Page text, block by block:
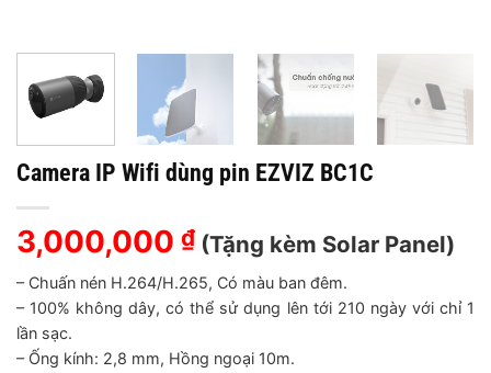
Camera IP Wifi dùng pin EZVIZ BC1C
3,000,000 ₫ (Tặng kèm Solar Panel)
– Chuấn nén H.264/H.265, Có màu ban đêm.
– 100% không dây, có thể sử dụng lên tới 210 ngày với chỉ 1
lần sạc.
– Ống kính: 2,8 mm, Hồng ngoại 10m.